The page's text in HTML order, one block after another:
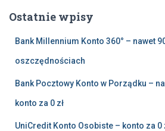
jOstatnie wpisy
Bank Millennium Konto 360° – nawet
oszczędnościach
Bank Pocztowy Konto w Porządku –
konto za 0 zł
UniCredit Konto Osobiste – konto za 0